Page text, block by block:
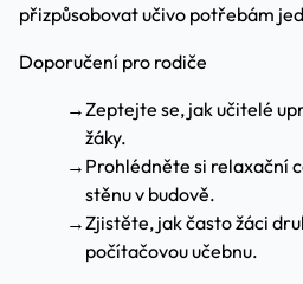
přizpůsobovat učivo potřebám
Doporučení pro rodiče
→Zeptejte se, jak učitelé
žáky.
→ Prohlédněte si relaxační
stěnu v budově.
→Zjistěte, jak často žáci
počítačovou učebnu.